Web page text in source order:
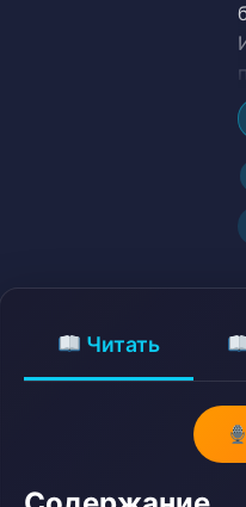
Читать